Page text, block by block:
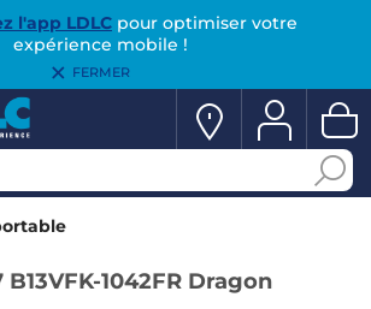
l'app LDLCpour optimiser votre
expérience mobile !
FERMER
B13VFK-1042FR Dragon